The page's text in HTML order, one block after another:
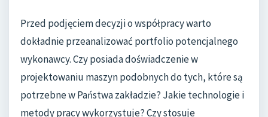
Przed podjęciem decyzji o współpracy warto
dokładnie przeanalizować portfolio potencjalnego
wykonawcy. Czy posiada doświadczenie w
projektowaniu maszyn podobnych do tych, które są
potrzebne w Państwa zakładzie? Jakie technologie i
metody pracy wykorzystuje? Czy stosuje